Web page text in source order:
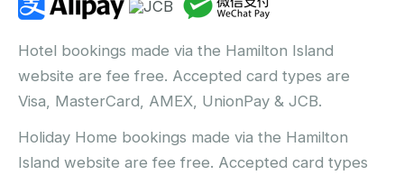
Hotel bookings made via the Hamilton Island
website are fee free. Accepted card types are
Visa, MasterCard, AMEX, UnionPay & JCB.
Holiday Home bookings made via the Hamilton
Island website are fee free. Accepted card types